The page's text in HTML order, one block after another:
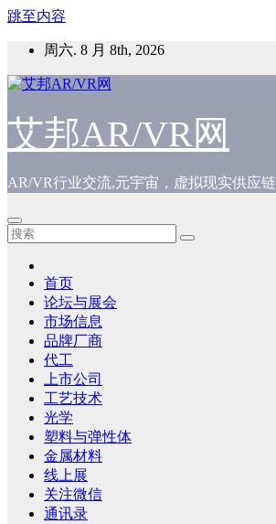
跳至内容
周六. 8 月 8th, 2026
艾邦AR/VR网
AR/VR行业交流,元宇宙，虚拟现实供应链
首页
论坛与展会
市场信息
品牌厂商
代工
上市公司
工艺技术
光学
塑料与弹性体
金属材料
线上展
关注微信
通讯录